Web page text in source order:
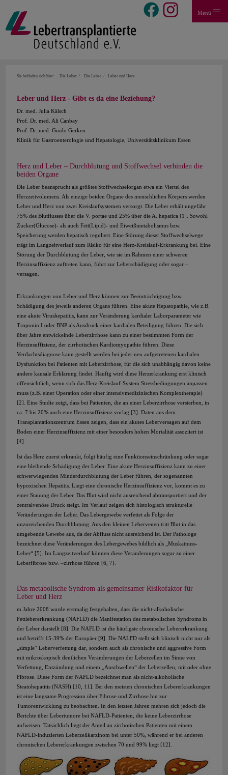
Menü
Sie befinden sich hier: Die Leber Die Leber Leber und Herz
Leber und Herz - Gibt es da eine Beziehung?
Dr. med. Julia Kälsch
Prof. Dr. med. Ali Canbay
Prof. Dr. med. Guido Gerken
Klinik für Gastroenterologie und Hepatologie, Universitätsklinikum Essen
Herz und Leber – Durchblutung und Stoffwechsel verbinden die
beiden Organe
Die Leber beansprucht als größtes Stoffwechselorgan etwa ein Viertel des
Herzzeitvolumens. Als einzige beiden Organe des menschlichen Körpers werden
Leber und Herz von zwei Kreislaufsystemen versorgt. Die Leber erhält ungefähr
75% des Blutflusses über die V. portae und 25% über die A. hepatica [1]. Sowohl
Zucker(Glucose)- als auch Fett(Lipid)- und Eiweißmetabolismus bzw.
Speicherung werden hepatisch reguliert. Eine Störung dieser Stoffwechselwege
trägt im Langzeitverlauf zum Risiko für eine Herz-Kreislauf-Erkrankung bei. Eine
Störung der Durchblutung der Leber, wie sie im Rahmen einer schweren
Herzinsuffizienz auftreten kann, führt zur Leberschädigung oder sogar –
versagen.
Erkrankungen von Leber und Herz können zur Beeinträchtigung bzw.
Schädigung des jeweils anderen Organs führen. Eine akute Hepatopathie, wie z.B.
eine akute Virushepatitis, kann zur Veränderung kardialer Laborparameter wie
Troponin I oder BNP als Ausdruck einer kardialen Beteiligung führen. Die sich
über Jahre entwickelnde Leberzirrhose kann zu einer bestimmten Form der
Herzinsuffizienz, der zirrhotischen Kardiomyopathie führen. Diese
Verdachtsdiagnose kann gestellt werden bei jeder neu aufgetretenen kardialen
Dysfunktion bei Patienten mit Leberzirrhose, für die sich unabhängig davon keine
andere kausale Erklärung findet. Häufig wird diese Herzerkrankung erst klinisch
offensichtlich, wenn sich das Herz-Kreislauf-System Stressbedingungen anpassen
muss (z.B. einer Operation oder einer intensivmedizinischen Komplextherapie)
[2]. Eine Studie zeigt, dass bei Patienten, die an einer Leberzirrhose versterben, in
ca. 7 bis 20% auch eine Herzinsuffizienz vorlag [3]. Daten aus dem
Transplantationszentrum Essen zeigen, dass ein akutes Leberversagen auf dem
Boden einer Herzinsuffizienz mit einer besonders hohen Mortalität assoziiert ist
[4].
Ist das Herz zuerst erkrankt, folgt häufig eine Funktionseinschränkung oder sogar
eine bleibende Schädigung der Leber. Eine akute Herzinsuffizienz kann zu einer
schwerwiegenden Minderdurchblutung der Leber führen, der sogenannten
hypoxischen Hepatitis. Liegt eine chronische Herzinsuffizienz vor, kommt es zu
einer Stauung der Leber. Das Blut wird nicht ausreichend abtransportiert und der
zentralvenöse Druck steigt. Im Verlauf zeigen sich histologisch strukturelle
Veränderungen der Leber. Das Lebergewebe verfettet als Folge der
unzureichenden Durchblutung. Aus den kleinen Lebervenen tritt Blut in das
umgebende Gewebe aus, da der Abfluss nicht ausreichend ist. Der Pathologe
bezeichnet diese Veränderungen des Lebergewebes bildlich als „Muskatnuss-
Leber“ [5]. Im Langzeitverlauf können diese Veränderungen sogar zu einer
Leberfibrose bzw. –zirrhose führen [6, 7].
Das metabolische Syndrom als gemeinsamer Risikofaktor für
Leber und Herz
m Jahre 2008 wurde erstmalig festgehalten, dass die nicht-alkoholische
Fettlebererkrankung (NAFLD) die Manifestation des metabolischen Syndroms in
der Leber darstellt [8]. Die NAFLD ist die häufigste chronische Lebererkrankung
und betrifft 15-39% der Europäer [9]. Die NALFD stellt sich klinisch nicht nur als
„simple“ Leberverfettung dar, sondern auch als chronische und aggressive Form
mit mikroskopisch deutlichen Veränderungen der Leberzellen im Sinne von
Verfettung, Entzündung und einem „Anschwellen“ der Leberzellen, mit oder ohne
Fibrose. Diese Form der NAFLD bezeichnet man als nicht-alkoholische
Steatohepatitis (NASH) [10, 11]. Bei den meisten chronischen Lebererkrankungen
ist eine langsame Progression über Fibrose und Zirrhose hin zur
Tumorentwicklung zu beobachten. In den letzten Jahren mehren sich jedoch die
Berichte über Lebertumore bei NAFLD-Patienten, die keine Leberzirrhose
aufweisen. Tatsächlich liegt der Anteil an zirrhotischen Patienten mit einem
NAFLD-induzierten Leberzellkarzinom bei unter 50%, während er bei anderen
chronischen Lebererkrankungen zwischen 70 und 99% liegt [12].